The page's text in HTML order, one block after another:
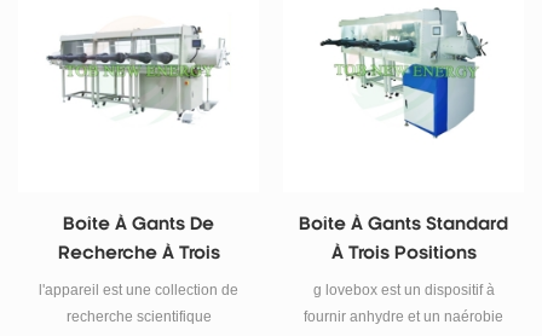
recherche universitaire ou la
production de masse.
Boîte À Gants De
Recherche À Trois
Positions
l'appareil est une collection de
recherche scientifique
Boîte À Gants Standard
À Trois Positions
g lovebox est un dispositif à
fournir anhydre et un naérobie